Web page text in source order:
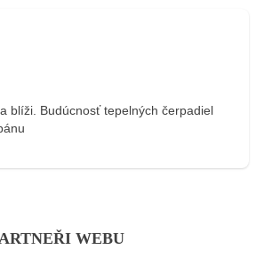
blíži. Budúcnosť tepelných čerpadiel
WEBU